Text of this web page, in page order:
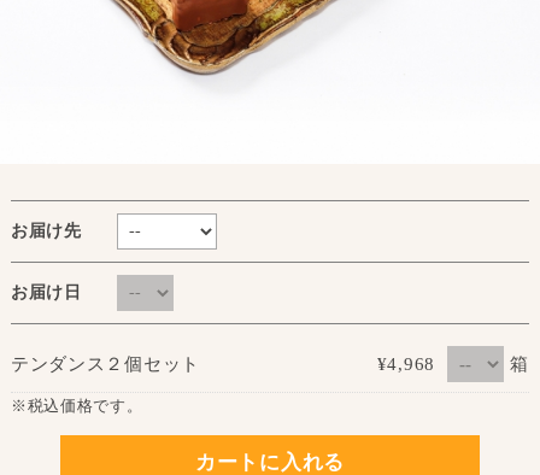
お届け先
お届け日
テンダンス２個セット ¥4,968 箱
※税込価格です。
カートに入れる